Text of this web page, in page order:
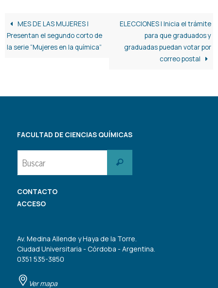
MES DE LAS MUJERES |
Presentan el segundo corto de
la serie “Mujeres en la química”
ELECCIONES | Inicia el trámite
para que graduados y
graduadas puedan votar por
correo postal
FACULTAD DE CIENCIAS QUÍMICAS
Buscar
CONTACTO
ACCESO
Av. Medina Allende y Haya de la Torre.
Ciudad Universitaria - Córdoba - Argentina.
0351 535-3850
Ver mapa